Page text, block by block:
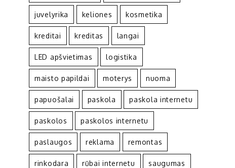
juvelyrika keliones kosmetika
kreditai kreditas langai
LED apšvietimas logistika
maisto papildai moterys nuoma
papuošalai paskola paskola internetu
paskolos paskolos internetu
paslaugos reklama remontas
rinkodara rūbai internetu saugumas